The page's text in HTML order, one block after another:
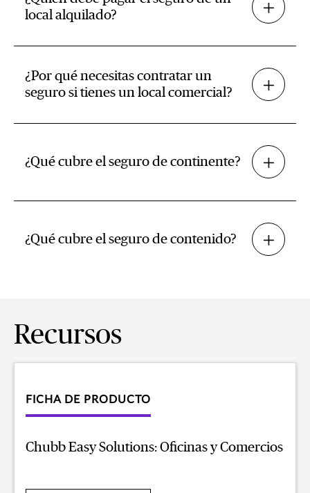
local alquilado?
¿Por qué necesitas contratar un
seguro si tienes un local comercial?
¿Qué cubre el seguro de continente?
¿Qué cubre el seguro de contenido?
Recursos
FICHA DE PRODUCTO
Chubb Easy Solutions: Oficinas y Comercios